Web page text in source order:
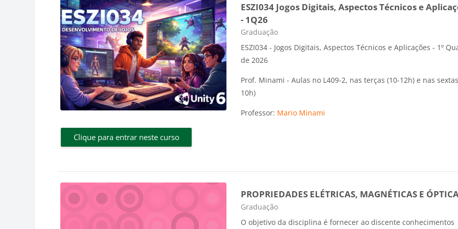
ESZI034 Jogos Digitais, Aspectos Técnicos e
- 1Q26
Categoria do curso
Graduação
ESZI034 - Jogos Digitais, Aspectos Técnicos e Aplicações - 1º
de 2026
Prof. Minami - Aulas no L409-2, nas terças (10-12h) e nas
10h)
Professor: Mario Minami
Clique para entrar neste curso
PROPRIEDADES ELÉTRICAS, MAGNÉTICAS E
Categoria do curso
Graduação
O objetivo da disciplina é fornecer ao discente conhecimentos